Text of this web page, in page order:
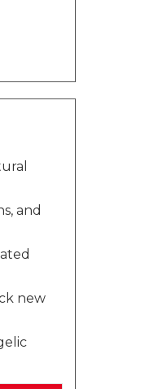
and
new